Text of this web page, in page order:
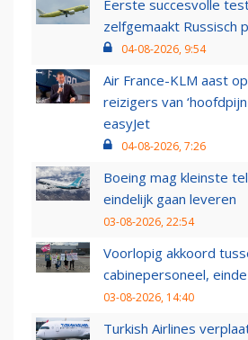
Eerste succesvolle
zelfgemaakt Russisch
04-08-2026, 9:54
Air France-KLM aast
reizigers van
easyJet
04-08-2026, 7:26
Boeing mag kleinste
eindelijk gaan leveren
03-08-2026, 22:54
Voorlopig akkoord
cabinepersoneel,
03-08-2026, 14:40
Turkish Airlines